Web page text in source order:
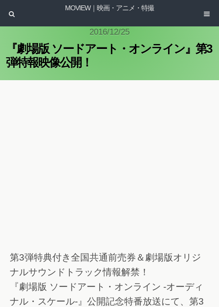
MOVIEW｜映画・アニメ・特撮
2016/12/25
『劇場版 ソードアート・オンライン』第3
弾特報映像公開！
第3弾特典付き全国共通前売券＆劇場版オリジ
ナルサウンドトラック情報解禁！
『劇場版 ソードアート・オンライン -オーディ
ナル・スケール-』公開記念特番放送にて、第3